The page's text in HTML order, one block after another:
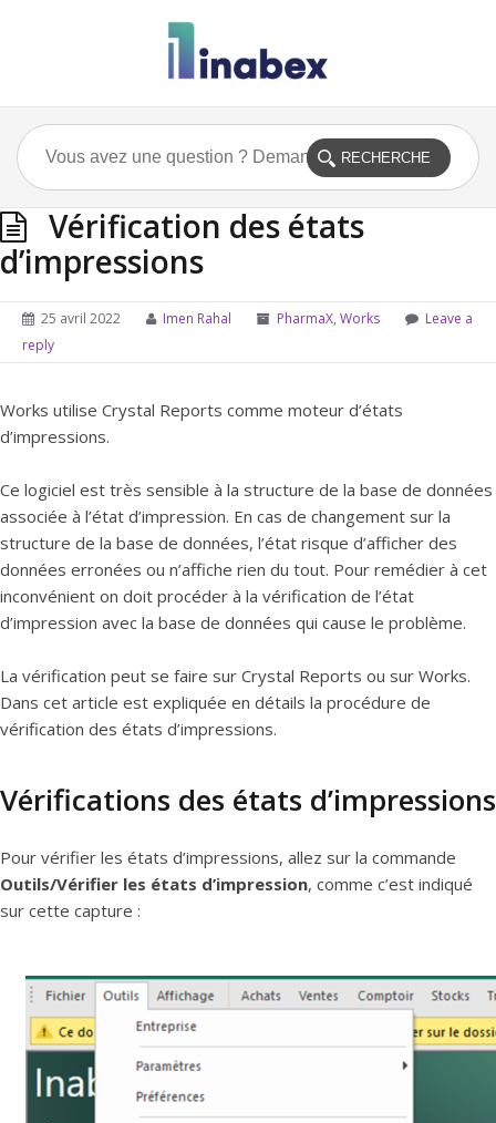
Vérification des états
d’impressions
25 avril 2022 Imen Rahal PharmaX, Works
Leave a
reply
Works utilise Crystal Reports comme moteur d’états
d’impressions.
Ce logiciel est très sensible à la structure de la base de données
associée à l’état d’impression. En cas de changement sur la
structure de la base de données, l’état risque d’afficher des
données erronées ou n’affiche rien du tout. Pour remédier à cet
inconvénient on doit procéder à la vérification de l’état
d’impression avec la base de données qui cause le problème.
La vérification peut se faire sur Crystal Reports ou sur Works.
Dans cet article est expliquée en détails la procédure de
vérification des états d’impressions.
Vérifications des états d’impressions
Pour vérifier les états d’impressions, allez sur la commande
Outils/Vérifier les états d’impression, comme c’est indiqué
sur cette capture :